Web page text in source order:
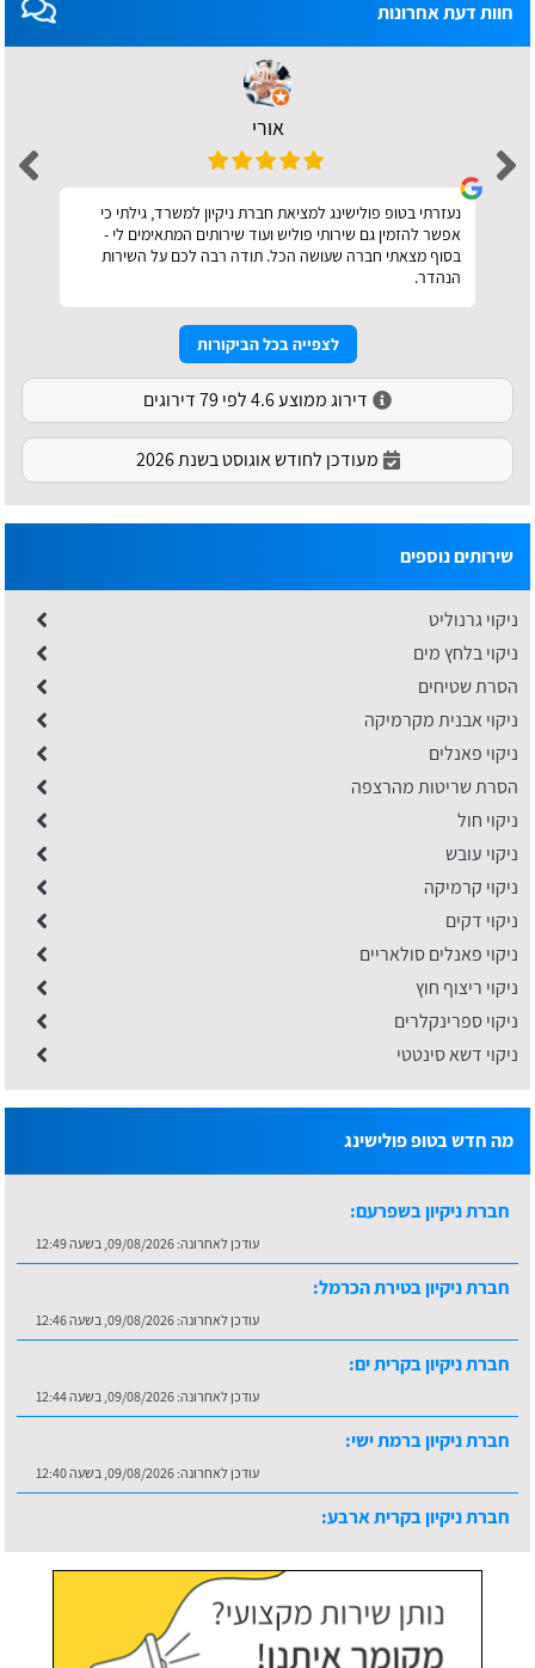
חוות דעת אחרונות
אורי
נעזרתי בטופ פולישינג למציאת חברת ניקיון למשרד, גילתי כי
אפשר להזמין גם שירותי פוליש ועוד שירותים המתאימים לי -
בסוף מצאתי חברה שעושה הכל. תודה רבה לכם על השירות
הנהדר.
לצפייה בכל הביקורות
דירוג ממוצע 4.6 לפי 79 דירוגים
מעודכן לחודש אוגוסט בשנת 2026
שירותים נוספים
ניקוי גרנוליט
ניקוי בלחץ מים
הסרת שטיחים
ניקוי אבנית מקרמיקה
ניקוי פאנלים
הסרת שריטות מהרצפה
ניקוי חול
ניקוי עובש
ניקוי קרמיקה
ניקוי דקים
ניקוי פאנלים סולאריים
ניקוי ריצוף חוץ
ניקוי ספרינקלרים
ניקוי דשא סינטטי
מה חדש בטופ פולישינג
חברת ניקיון בשפרעם: